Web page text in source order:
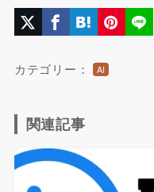
カテゴリー： AI
関連記事